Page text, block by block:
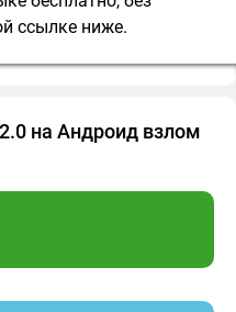
ссылке ниже.
на Андроид взлом